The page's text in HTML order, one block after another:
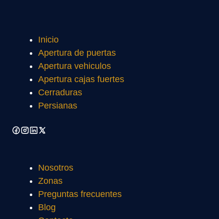
Inicio
Apertura de puertas
Apertura vehiculos
Apertura cajas fuertes
Cerraduras
Persianas
Nosotros
Zonas
Preguntas frecuentes
Blog